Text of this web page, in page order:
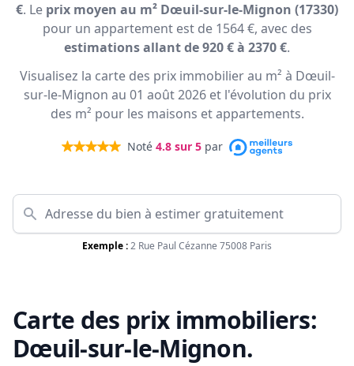
€. Le prix moyen au m² Dœuil-sur-le-Mignon (17330)
pour un appartement est de 1564 €, avec des
estimations allant de 920 € à 2370 €.
Visualisez la carte des prix immobilier au m² à Dœuil-
sur-le-Mignon au 01 août 2026 et l'évolution du prix
des m² pour les maisons et appartements.
Noté 4.8 sur 5 par
Exemple :2 Rue Paul Cézanne 75008 Paris
Carte des prix immobiliers:
Dœuil-sur-le-Mignon.